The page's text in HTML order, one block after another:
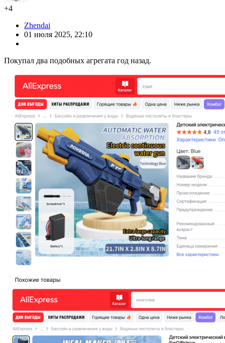
+4
Zhendai
01 июля 2025, 22:10
Покупал два подобных агрегата год назад.